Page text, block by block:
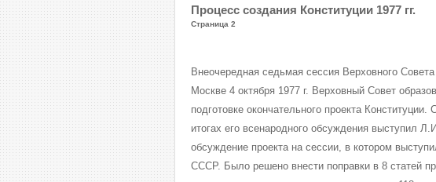
Процесс создания Конституции 1977 гг.
Страница 2
Внеочередная седьмая сессия Верховного
Москве 4 октября 1977 г. Верховный Совет
подготовке окончательного проекта
итогах его всенародного обсуждения выступил
обсуждение проекта на сессии, в котором
СССР. Было решено внести поправки в 8 статей